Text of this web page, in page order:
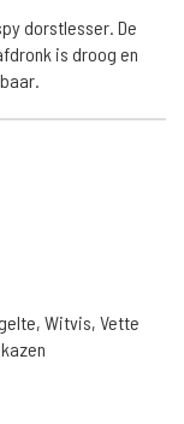
dorstlesser. De
is droog en
Witvis, Vette